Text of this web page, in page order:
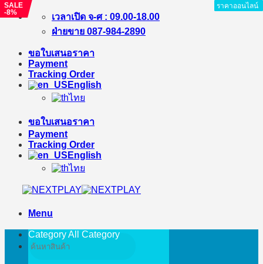
Skip
เวลาเปิด จ-ศ : 09.00-18.00
ฝ่ายขาย 087-984-2890
ขอใบเสนอราคา
Payment
Tracking Order
English
ไทย
ขอใบเสนอราคา
Payment
Tracking Order
English
ไทย
Menu
Search
for:
Category All Category
ราคาออนไลน์
ราคาออนไลน์
ราคาออนไลน์
SALE
-8%
ราคาออนไลน์
ราคาออนไลน์
ราคาออนไลน์
ราคาออนไลน์
ราคาออนไลน์